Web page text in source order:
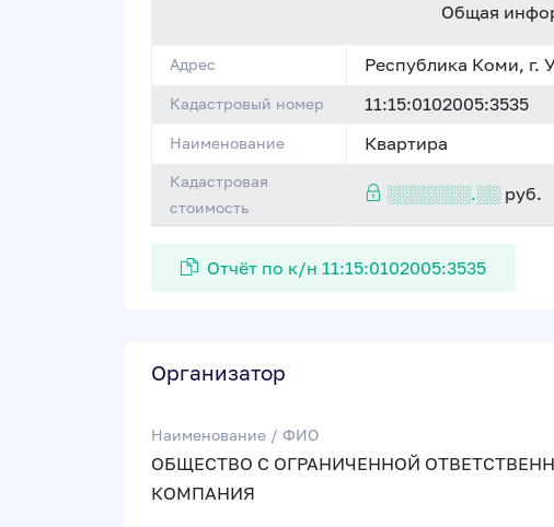
Общая
Адрес Республика Коми, г.
Кадастровый номер 11:15:0102005:3535
Наименование Квартира
Кадастровая
стоимость
░░░░░░░.░░руб.
Отчёт по к/н 11:15:0102005:3535
Организатор
Наименование / ФИО
ОБЩЕСТВО С ОГРАНИЧЕННОЙ
КОМПАНИЯ